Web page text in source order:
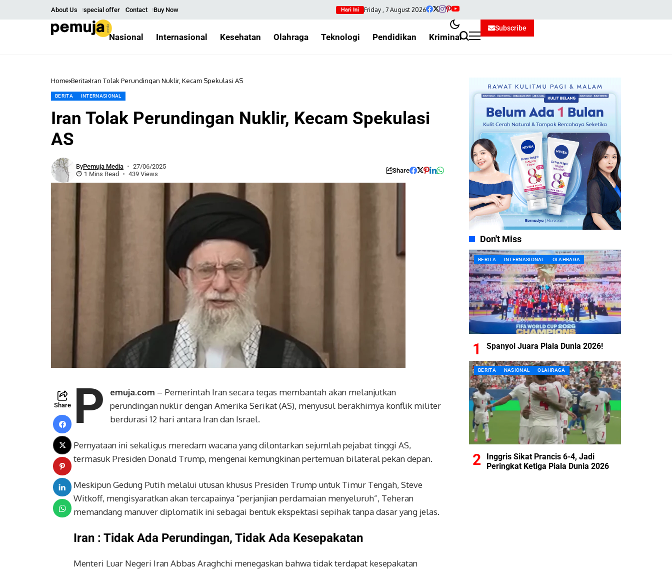
About Us special offer Contact Buy Now Hari Ini Friday , 7 August 2026
Nasional Internasional Kesehatan Olahraga Teknologi Pendidikan Kriminal
Subscribe
Home Berita Iran Tolak Perundingan Nuklir, Kecam Spekulasi AS
BERITA INTERNASIONAL
Iran Tolak Perundingan Nuklir, Kecam Spekulasi
AS
ByPemuja Media
27/06/2025
1 Mins Read
439 Views Share
Share P emuja.com – Pemerintah Iran secara tegas membantah akan melanjutkan
perundingan nuklir dengan Amerika Serikat (AS), menyusul berakhirnya konflik militer
berdurasi 12 hari antara Iran dan Israel.
Pernyataan ini sekaligus meredam wacana yang dilontarkan sejumlah pejabat tinggi AS,
termasuk Presiden Donald Trump, mengenai kemungkinan pertemuan bilateral pekan depan.
Meskipun Gedung Putih melalui utusan khusus Presiden Trump untuk Timur Tengah, Steve
Witkoff, mengisyaratkan akan tercapainya “perjanjian perdamaian menyeluruh”, Teheran
memandang manuver diplomatik ini sebagai bentuk ekspektasi sepihak tanpa dasar yang jelas.
Iran : Tidak Ada Perundingan, Tidak Ada Kesepakatan
Menteri Luar Negeri Iran Abbas Araghchi menegaskan bahwa tidak terdapat kesepakatan
Don't Miss
BERITA INTERNASIONAL OLAHRAGA
Spanyol Juara Piala Dunia 2026!
BERITA NASIONAL OLAHRAGA
Inggris Sikat Prancis 6-4, Jadi
Peringkat Ketiga Piala Dunia 2026